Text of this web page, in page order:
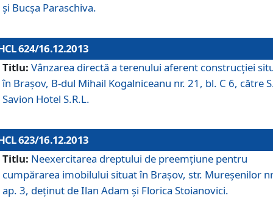
şi Bucşa Paraschiva.
624/16.12.2013
Titlu: Vânzarea directă a terenului aferent construcţiei
în Braşov, B-dul Mihail Kogalniceanu nr. 21, bl. C 6, către
Savion Hotel S.R.L.
623/16.12.2013
Titlu: Neexercitarea dreptului de preemţiune pentru
cumpărarea imobilului situat în Braşov, str. Mureşenilor
ap. 3, deţinut de Ilan Adam şi Florica Stoianovici.